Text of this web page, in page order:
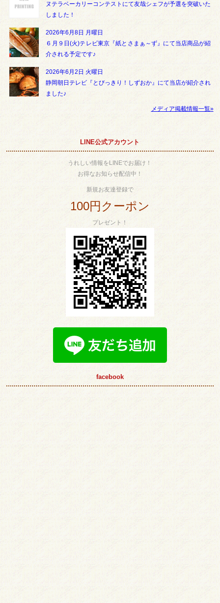
ヌテラベーカリーコンテストにて友哉シェフが予選を突破いた
しました！
2026年6月8日 月曜日
６月９日(火)テレビ東京『紙とさまぁ～ず』にて当店商品が紹
介される予定です♪
2026年6月2日 火曜日
静岡朝日テレビ『とびっきり！しずおか』にて当店が紹介され
ました♪
メディア掲載情報一覧»
LINE公式アカウント
うれしい情報をLINEでお届け！
お得なお知らせ配信中！
新規お友達登録で
100円クーポン
プレゼント！
facebook